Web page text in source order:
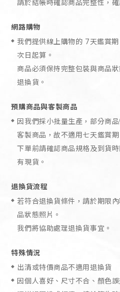
請於結帳時確認商品完整性，
網路購物
我們提供線上購物的 7天鑑賞
次日起算。
商品必須保持完整包裝與商品
退換貨。
預購商品與客製商品
因我們採小批量生產，部分商
客製商品，故不適用七天鑑賞期
下單前請確認商品規格及到貨
有現貨。
退換貨流程
若符合退換貨條件，請於期限
品狀態照片。
我們將協助處理退換貨事宜。
特殊情況
出清或特價商品不適用退換貨
因個人喜好、尺寸不合、顏色